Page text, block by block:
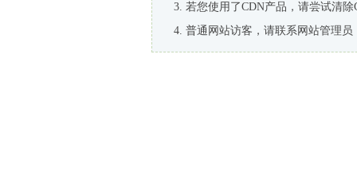
若您使用了CDN产品，请尝试清除
普通网站访客，请联系网站管理员